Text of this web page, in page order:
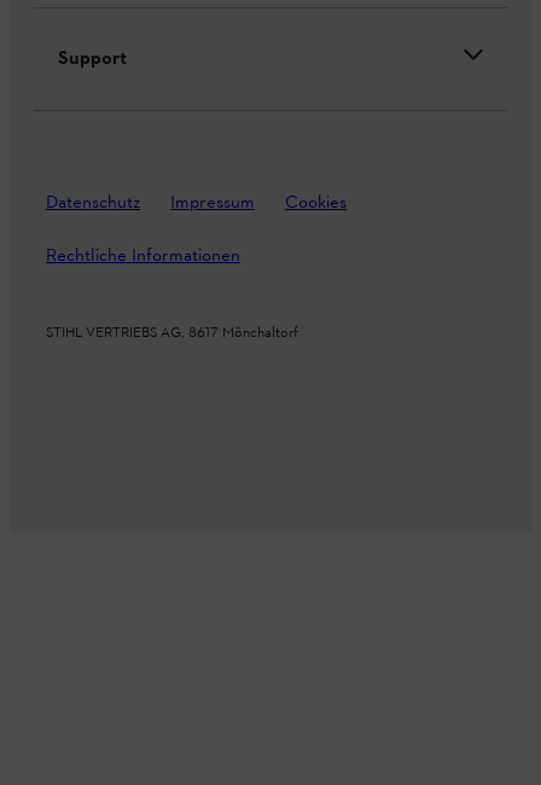
Support
Datenschutz Impressum Cookies
Rechtliche Informationen
STIHL VERTRIEBS AG, 8617 Mönchaltorf